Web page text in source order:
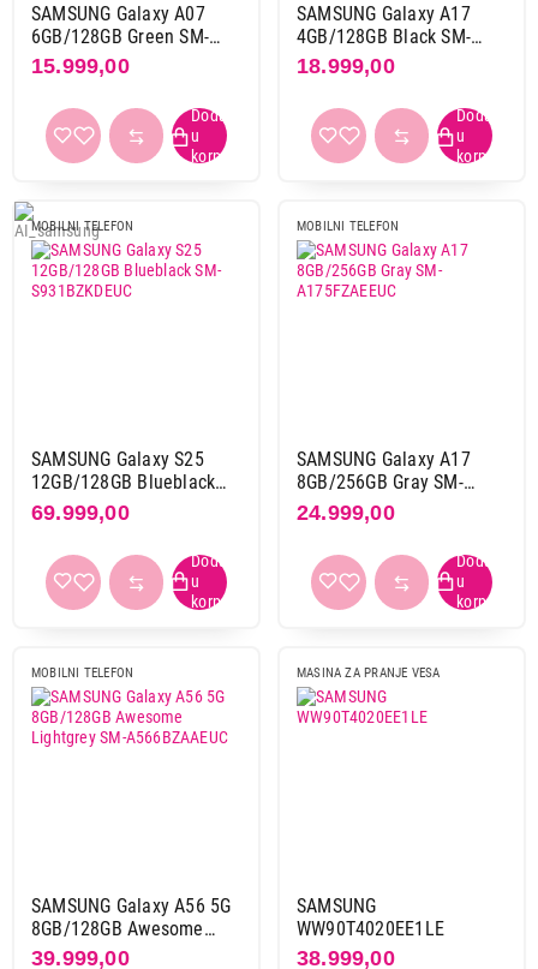
SAMSUNG Galaxy A07
6GB/128GB Green SM-
A075FZGHSEE
15.999,00
SAMSUNG Galaxy A17
4GB/128GB Black SM-
A175FZKBEUC
18.999,00
MOBILNI TELEFON
SAMSUNG Galaxy S25
12GB/128GB Blueblack
SM-S931BZKDEUC
69.999,00
MOBILNI TELEFON
SAMSUNG Galaxy A17
8GB/256GB Gray SM-
A175FZAEEUC
24.999,00
MOBILNI TELEFON
SAMSUNG Galaxy A56 5G
8GB/128GB Awesome
Lightgrey SM-
39.999,00
MASINA ZA PRANJE VESA
SAMSUNG
WW90T4020EE1LE
38.999,00